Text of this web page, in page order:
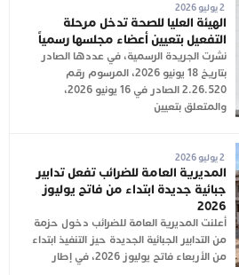
2 يوليو 2026
الهيئة العليا للصحة تدخل مرحلة
التفعيل بتعيين أعضاء مجلسها رسمياً
نشرت الجريدة الرسمية، في عددها الصادر
بتاريخ 18 يونيو 2026، المرسوم رقم
2.26.520 الصادر في 16 يونيو 2026،
والمتعلق بتعيين
2 يوليو 2026
المديرية العامة للضرائب تفعل تدابير
جبائية جديدة ابتداء من فاتح يوليوز
2026
أعلنت المديرية العامة للضرائب دخول حزمة
من التدابير الجبائية الجديدة حيز التنفيذ ابتداء
من الأربعاء فاتح يوليوز 2026، في إطار